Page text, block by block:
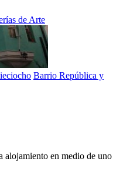
de Arte
Barrio República y
alojamiento en medio de uno